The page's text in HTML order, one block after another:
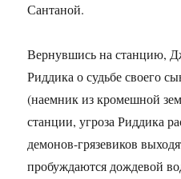
Сантаной.
Вернувшись на станцию,
Риддика о судьбе своего
(наемник из кромешной
станции, угроза Риддика
демонов-грязевиков
пробуждаются дождевой